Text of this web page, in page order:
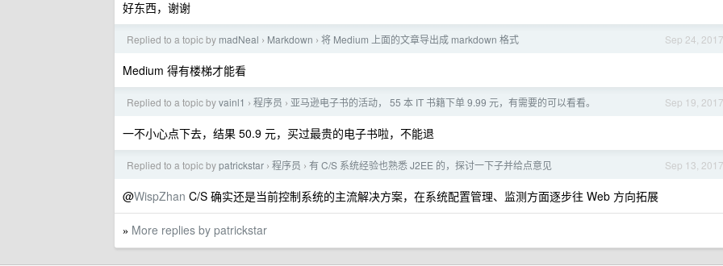
好东西，谢谢
Sep 24, 2017
Replied to a topic by madNeal › Markdown › 将 Medium 上面的文章导出成 markdown 格式
Medium 得有楼梯才能看
Sep 19, 2017
Replied to a topic byvainl1 › 程序员 › 亚马逊电子书的活动， 55 本 IT 书籍下单 9.99 元，有需要的可以看看。
一不小心点下去，结果 50.9 元，买过最贵的电子书啦，不能退
Sep 13, 2017
Replied to a topic bypatrickstar › 程序员 › 有 C/S 系统经验也熟悉 J2EE 的，探讨一下子并给点意见
@WispZhan C/S 确实还是当前控制系统的主流解决方案，在系统配置管理、监测方面逐步往 Web 方向拓展
» More replies by patrickstar